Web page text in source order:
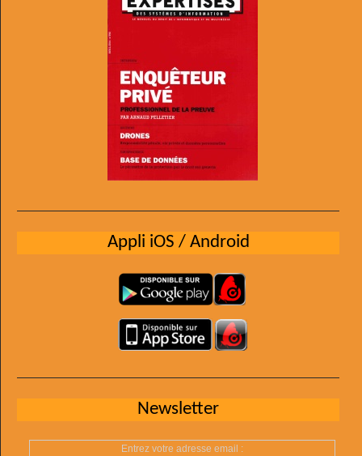
Appli iOS / Android
Newsletter
Entrez votre adresse email :